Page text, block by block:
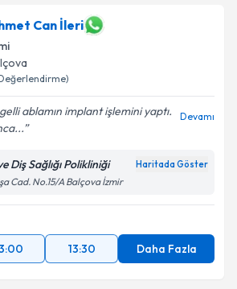
Can İleri
ablamın implant işlemini yaptı.
Devamı
Diş Sağlığı Polikliniği Haritada Göster
Cad. No.15/A Balçova İzmir
13:30 Daha Fazla